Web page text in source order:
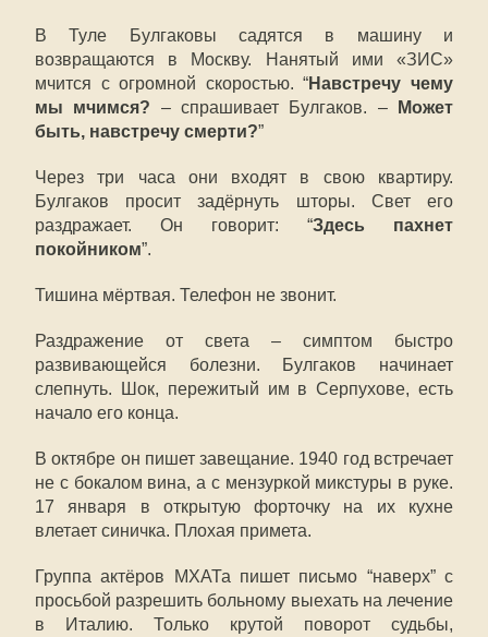
В Туле Булгаковы садятся в машину и
возвращаются в Москву. Нанятый ими «ЗИС»
мчится с огромной скоростью. “Навстречу чему
мы мчимся? – спрашивает Булгаков. –Может
быть, навстречу смерти?”
Через три часа они входят в свою квартиру.
Булгаков просит задёрнуть шторы. Свет его
раздражает. Он говорит: “Здесь пахнет
покойником”.
Тишина мёртвая. Телефон не звонит.
Раздражение от света – симптом быстро
развивающейся болезни. Булгаков начинает
слепнуть. Шок, пережитый им в Серпухове, есть
начало его конца.
В октябре он пишет завещание. 1940 год встречает
не с бокалом вина, а с мензуркой микстуры в руке.
17 января в открытую форточку на их кухне
влетает синичка. Плохая примета.
Группа актёров МХАТа пишет письмо “наверх” с
просьбой разрешить больному выехать на лечение
в Италию. Только крутой поворот судьбы,